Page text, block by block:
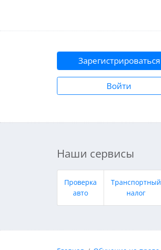
Зарегистрироваться
Войти
Наши сервисы
Проверка
авто
Транспортный
налог